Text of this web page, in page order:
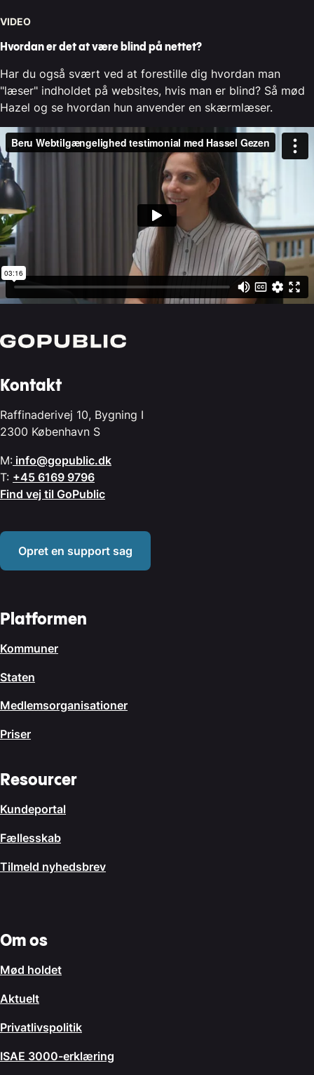
VIDEO
Hvordan er det at være blind på nettet?
Har du også svært ved at forestille dig hvordan man
"læser" indholdet på websites, hvis man er blind? Så mød
Hazel og se hvordan hun anvender en skærmlæser.
Kontakt
Raffinaderivej 10, Bygning I
2300 København S
M: info@gopublic.dk
T: +45 6169 9796
Find vej til GoPublic
Opret en support sag
Platformen
Kommuner
Staten
Medlemsorganisationer
Priser
Resourcer
Kundeportal
Fællesskab
Tilmeld nyhedsbrev
Om os
Mød holdet
Aktuelt
Privatlivspolitik
ISAE 3000-erklæring